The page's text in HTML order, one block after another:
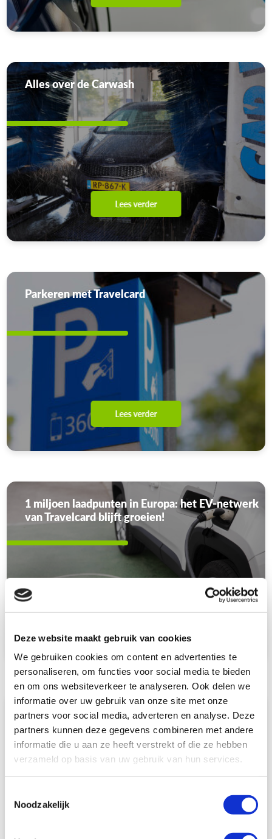
Deze website maakt gebruik van cookies
We gebruiken cookies om content en advertenties te
personaliseren, om functies voor social media te bieden
en om ons websiteverkeer te analyseren. Ook delen we
informatie over uw gebruik van onze site met onze
partners voor social media, adverteren en analyse. Deze
partners kunnen deze gegevens combineren met andere
informatie die u aan ze heeft verstrekt of die ze hebben
verzameld op basis van uw gebruik van hun services.
Noodzakelijk
Alles over de Carwash
Lees verder
Parkeren met Travelcard
Lees verder
1 miljoen laadpunten in Europa: het EV-netwerk
van Travelcard blijft groeien!
Duurzaam de grens over: Europa in met je EV